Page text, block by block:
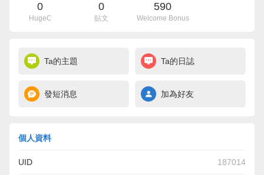
0
HugeC
0
貼文
590
Welcome Bonus
Ta的主題 Ta的日誌
發短消息 加為好友
個人資料
UID 187014